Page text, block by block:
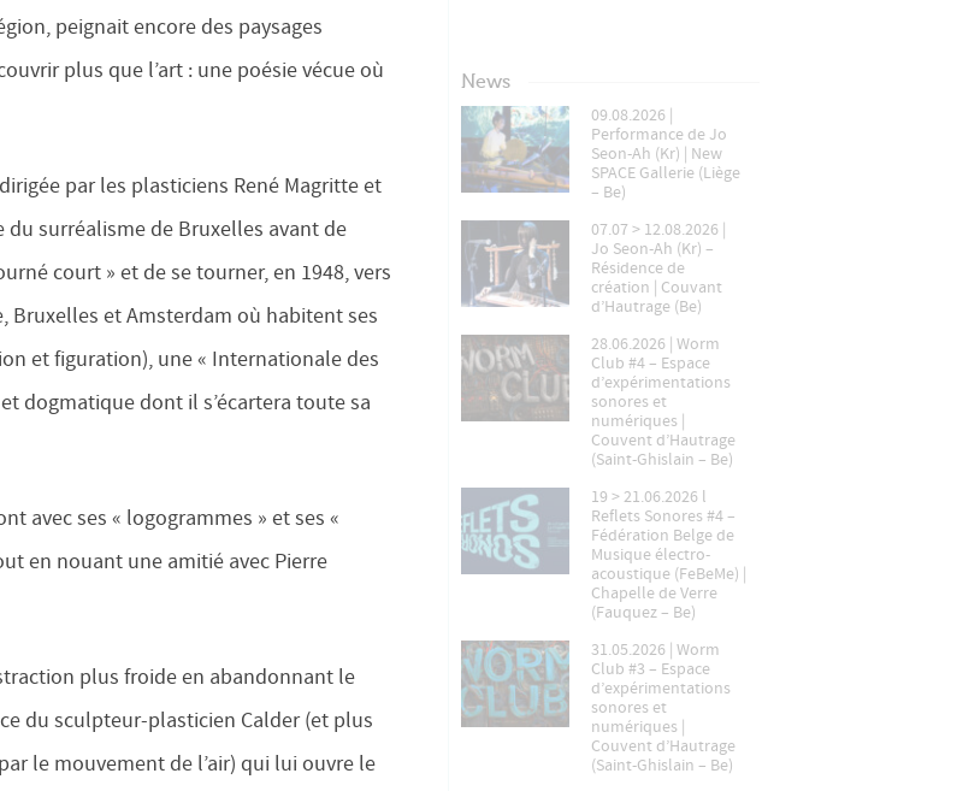
peignait encore des paysages
plus que l’art : une poésie vécue où
par les plasticiens René Magritte et
du surréalisme de Bruxelles avant de
court » et de se tourner, en 1948, vers
Bruxelles et Amsterdam où habitent ses
et figuration), une « Internationale des
dogmatique dont il s’écartera toute sa
avec ses « logogrammes » et ses «
en nouant une amitié avec Pierre
plus froide en abandonnant le
du sculpteur-plasticien Calder (et plus
le mouvement de l’air) qui lui ouvre le
News
09.08.2026 |
Performance de Jo
Seon-Ah (Kr) | New
SPACE Gallerie (Liège
– Be)
07.07 > 12.08.2026 |
Jo Seon-Ah (Kr) –
Résidence de
création | Couvant
d’Hautrage (Be)
28.06.2026 | Worm
Club #4 – Espace
d’expérimentations
sonores et
numériques |
Couvent d’Hautrage
(Saint-Ghislain – Be)
19 > 21.06.2026 l
Reflets Sonores #4 –
Fédération Belge de
Musique électro-
acoustique (FeBeMe) |
Chapelle de Verre
(Fauquez – Be)
31.05.2026 | Worm
Club #3 – Espace
d’expérimentations
sonores et
numériques |
Couvent d’Hautrage
(Saint-Ghislain – Be)